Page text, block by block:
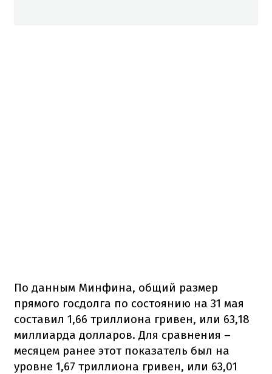
По данным Минфина, общий размер
прямого госдолга по состоянию на 31 мая
составил 1,66 триллиона гривен, или 63,18
миллиарда долларов. Для сравнения –
месяцем ранее этот показатель был на
уровне 1,67 триллиона гривен, или 63,01